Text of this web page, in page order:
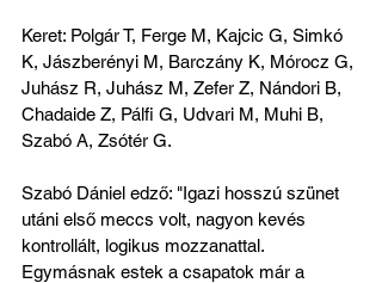
Keret: Polgár T, Ferge M, Kajcic G, Simkó
K, Jászberényi M, Barczány K, Mórocz G,
Juhász R, Juhász M, Zefer Z, Nándori B,
Chadaide Z, Pálfi G, Udvari M, Muhi B,
Szabó A, Zsótér G.
Szabó Dániel edző: "Igazi hosszú szünet
utáni első meccs volt, nagyon kevés
kontrollált, logikus mozzanattal.
Egymásnak estek a csapatok már a